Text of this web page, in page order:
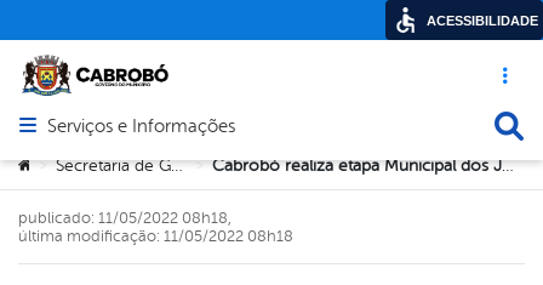
Acesso
Abrir menu principal de navegação
Serviços e Informações
Você está aqui:
> Secretaria de Governo > Cabrobó realiza etapa Municipal dos Jogos Escolares de Pernambuco
publicado: 11/05/2022 08h18,
última modificação: 11/05/2022 08h18
ACESSIBILIDADE